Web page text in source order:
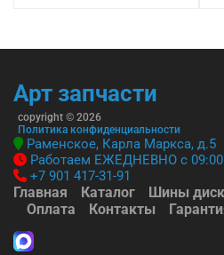
-->
Арт запчасти
copyright © 2026
Политика конфиденциальности
Раменское, Карла Маркса, д.5
Работаем ЕЖЕДНЕВНО с
+7 901 417-31-91
Главная Каталог Шины
Оплата
Контакты